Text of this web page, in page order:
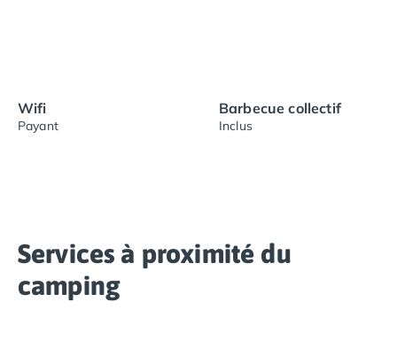
Wifi
Payant
Barbecue collectif
Inclus
Services à proximité du
camping